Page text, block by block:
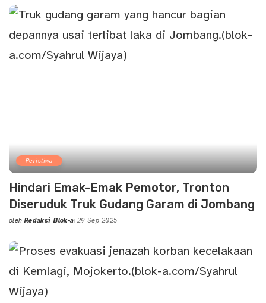
Peristiwa
Hindari Emak-Emak Pemotor, Tronton
Diseruduk Truk Gudang Garam di Jombang
Posted
oleh Redaksi Blok-a 29 Sep 2025